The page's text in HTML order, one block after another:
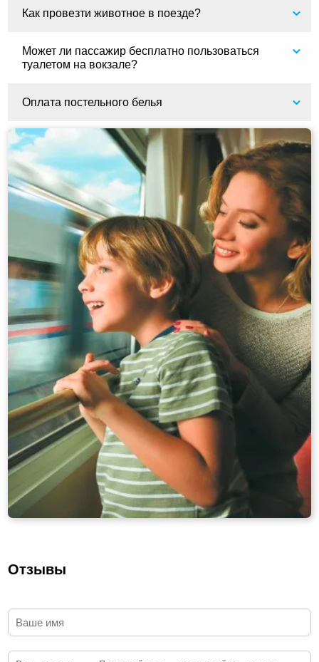
Как провезти животное в поезде?
Может ли пассажир бесплатно пользоваться
туалетом на вокзале?
Оплата постельного белья
Отзывы